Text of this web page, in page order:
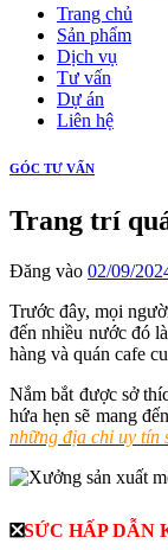
Trang chủ
Sản phẩm
Dịch vụ
Tư vấn
Dự án
Liên hệ
GÓC TƯ VẤN
Trang trí
Đăng vào 02/09/
Trước đây, mọi
đến nhiều nước đó
hàng và quán cafe
Nắm bắt được sở
hứa hẹn sẽ mang
những địa chỉ uy tín
❎SỨC HẤP DẪN